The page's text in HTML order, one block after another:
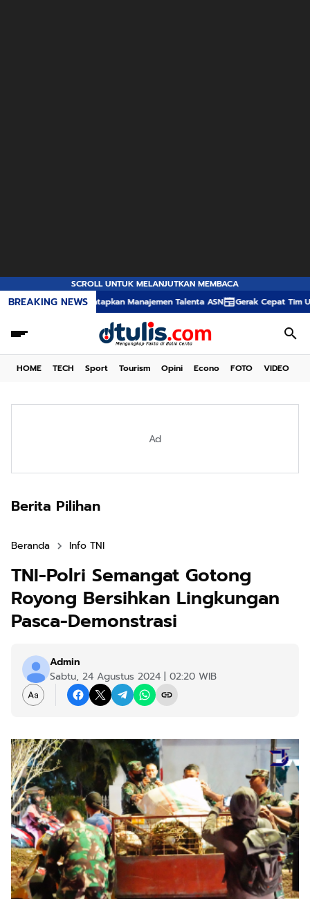
SCROLL UNTUK MELANJUTKAN MEMBACA
BREAKING NEWS
NTB Mantapkan Manajemen Talenta ASN Gerak Cepat Tim URC
HOME TECH Sport Tourism Opini Econo FOTO VIDEO
Ad
Berita Pilihan
Beranda Info TNI
TNI-Polri Semangat Gotong
Royong Bersihkan Lingkungan
Pasca-Demonstrasi
Admin
Sabtu, 24 Agustus 2024 | 02:20 WIB